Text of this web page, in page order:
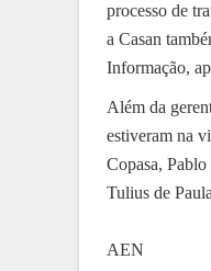
processo de
a Casan
Informação,
Além da
estiveram na
Copasa,
Tulius de
AEN